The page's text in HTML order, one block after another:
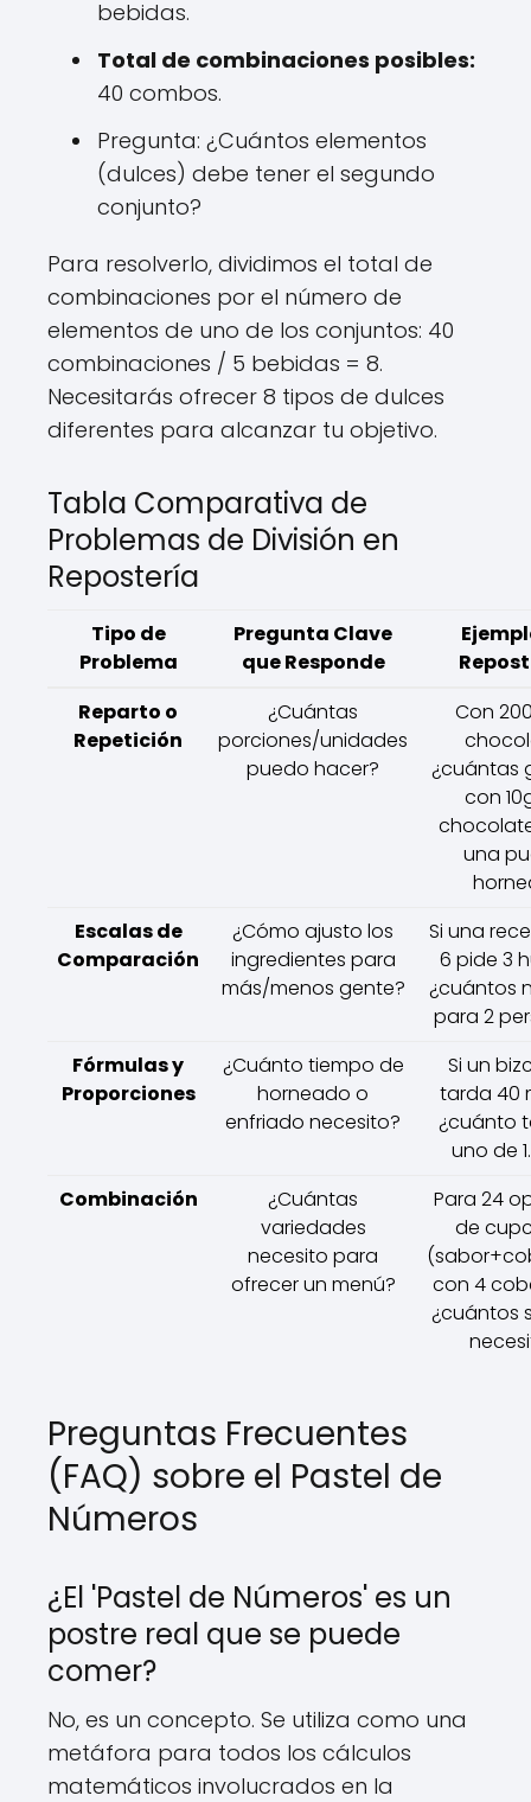
bebidas.
Total de combinaciones posibles:
40 combos.
Pregunta: ¿Cuántos elementos
(dulces) debe tener el segundo
conjunto?
Para resolverlo, dividimos el total de
combinaciones por el número de
elementos de uno de los conjuntos: 40
combinaciones / 5 bebidas = 8.
Necesitarás ofrecer 8 tipos de dulces
diferentes para alcanzar tu objetivo.
Tabla Comparativa de
Problemas de División en
Repostería
Tipo de
Problema
Pregunta Clave
que Responde
Reparto o
Repetición
¿Cuántas
porciones/unidades
puedo hacer?
Con
¿cuántas
con
una
Escalas de
Comparación
¿Cómo ajusto los
ingredientes para
más/menos gente?
Si una
6 pide 3
¿cuántos
para 2
Fórmulas y
Proporciones
¿Cuánto tiempo de
horneado o
enfriado necesito?
Si un
tarda 40
¿cuánto
uno de
Combinación
¿Cuántas
variedades
necesito para
ofrecer un menú?
Para 24
de
con 4
¿cuántos
Preguntas Frecuentes
(FAQ) sobre el Pastel de
Números
¿El 'Pastel de Números' es un
postre real que se puede
comer?
No, es un concepto. Se utiliza como una
metáfora para todos los cálculos
matemáticos involucrados en la